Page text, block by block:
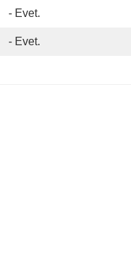
- Evet.
- Evet.